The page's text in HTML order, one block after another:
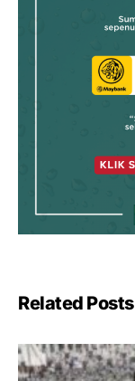
Related Posts